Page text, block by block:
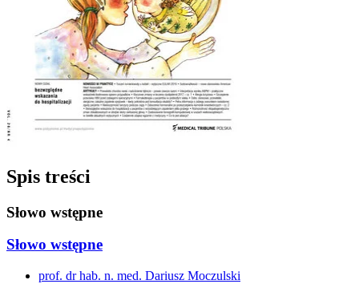
Spis treści
Słowo wstępne
Słowo wstępne
prof. dr hab. n. med. Dariusz Moczulski